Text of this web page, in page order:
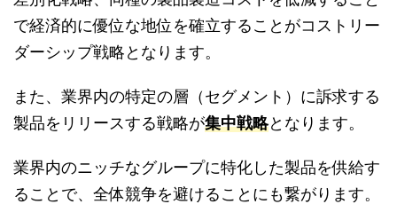
で経済的に優位な地位を確立することがコストリー
ダーシップ戦略となります。
また、業界内の特定の層（セグメント）に訴求する
製品をリリースする戦略が集中戦略となります。
業界内のニッチなグループに特化した製品を供給す
ることで、全体競争を避けることにも繋がります。